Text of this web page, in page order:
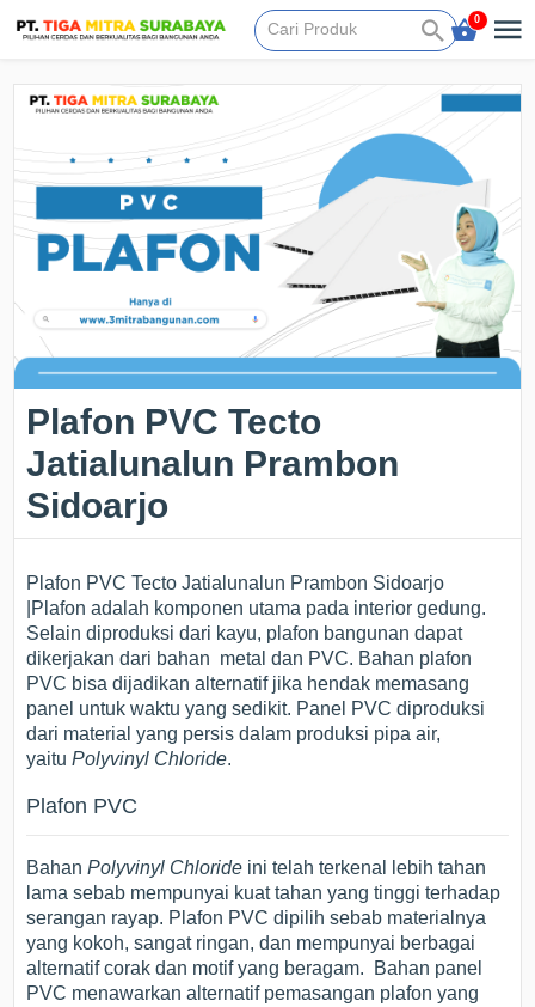
0
Plafon PVC Tecto
Jatialunalun Prambon
Sidoarjo
Plafon PVC Tecto Jatialunalun Prambon Sidoarjo
|Plafon adalah komponen utama pada interior gedung.
Selain diproduksi dari kayu, plafon bangunan dapat
dikerjakan dari bahan metal dan PVC. Bahan plafon
PVC bisa dijadikan alternatif jika hendak memasang
panel untuk waktu yang sedikit. Panel PVC diproduksi
dari material yang persis dalam produksi pipa air,
yaituPolyvinyl Chloride.
Plafon PVC
BahanPolyvinyl Chloride ini telah terkenal lebih tahan
lama sebab mempunyai kuat tahan yang tinggi terhadap
serangan rayap. Plafon PVC dipilih sebab materialnya
yang kokoh, sangat ringan, dan mempunyai berbagai
alternatif corak dan motif yang beragam. Bahan panel
PVC menawarkan alternatif pemasangan plafon yang